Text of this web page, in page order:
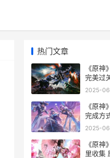
热门文章
《原神
完美过
察
2025-
《原神
完成方
2025-
《原神
里收集